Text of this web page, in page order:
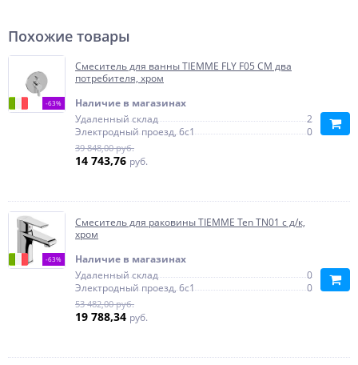
Похожие товары
-63%
Смеситель для ванны TIEMME FLY F05 СМ два
потребителя, хром
Наличие в магазинах
Удаленный склад
2
Электродный проезд, 6с1
0
39 848,00 руб.
14 743,76 руб.
-63%
Смеситель для раковины TIEMME Ten TN01 с д/к,
хром
Наличие в магазинах
Удаленный склад
0
Электродный проезд, 6с1
0
53 482,00 руб.
19 788,34 руб.